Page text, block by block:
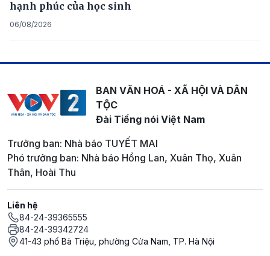
hạnh phúc của học sinh
06/08/2026
BAN VĂN HOÁ - XÃ HỘI VÀ DÂN
TỘC
Đài Tiếng nói Việt Nam
Trưởng ban: Nhà báo TUYẾT MAI
Phó trưởng ban: Nhà báo Hồng Lan, Xuân Thọ, Xuân
Thân, Hoài Thu
Liên hệ
84-24-39365555
84-24-39342724
41-43 phố Bà Triệu, phường Cửa Nam, TP. Hà Nội